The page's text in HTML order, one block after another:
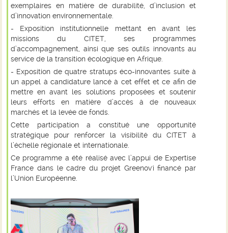
exemplaires en matière de durabilité, d’inclusion et
d’innovation environnementale.
- Exposition institutionnelle mettant en avant les
missions du CITET, ses programmes
d’accompagnement, ainsi que ses outils innovants au
service de la transition écologique en Afrique.
- Exposition de quatre stratups éco-innovantes suite à
un appel à candidature lancé à cet effet et ce afin de
mettre en avant les solutions proposées et soutenir
leurs efforts en matière d’accès à de nouveaux
marchés et la levée de fonds.
Cette participation a constitué une opportunité
stratégique pour renforcer la visibilité du CITET à
l’échelle régionale et internationale.
Ce programme a été réalisé avec l’appui de Expertise
France dans le cadre du projet Greenov'i financé par
l’Union Européenne.